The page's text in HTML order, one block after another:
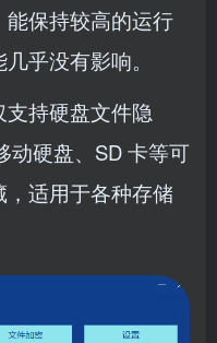
保持较高的运行
乎没有影响。
支持硬盘文件隐
动硬盘、SD 卡等可
适用于各种存储